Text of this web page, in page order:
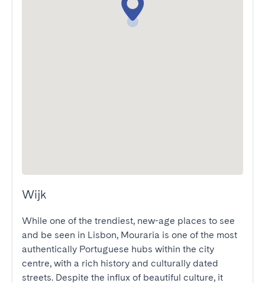
Wijk
While one of the trendiest, new-age places to see
and be seen in Lisbon, Mouraria is one of the most
authentically Portuguese hubs within the city
centre, with a rich history and culturally dated
streets. Despite the influx of beautiful culture, it